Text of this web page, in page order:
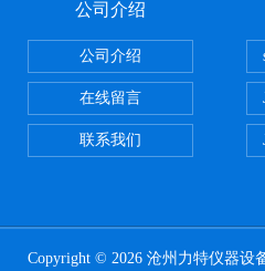
公司介绍
公司介绍
在线留言
联系我们
Copyright © 2026 沧州力特仪器设